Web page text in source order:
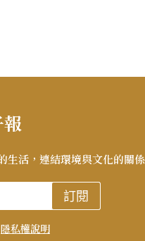
活，連結環境與文化的關
訂閱
隱私權說明